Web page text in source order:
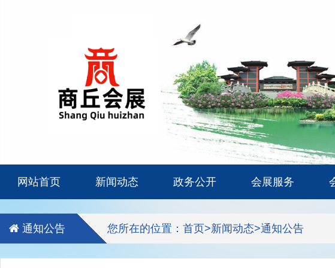
网站首页 新闻动态 政务公开 会展服务
通知公告 您所在的位置： 首页>新闻动态>通知公告